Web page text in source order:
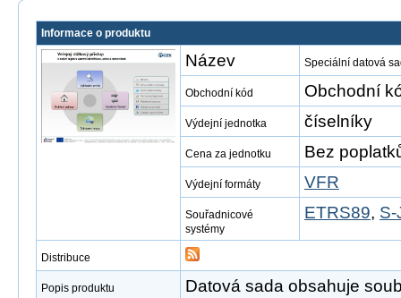
Informace o produktu
Název Speciální datová
Obchodní kód Obchodní
Výdejní jednotka číselníky
Cena za jednotku Bez
Výdejní formáty VFR
Souřadnicové
systémy
ETRS89, S-
Distribuce
Popis produktu
Datová sada obsahuje